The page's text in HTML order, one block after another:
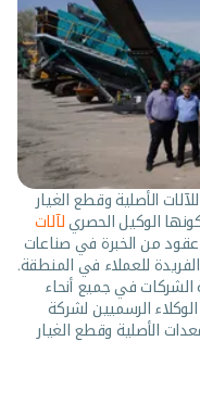
الأصلية وقطع الغيار
الوكيل الحصري لآلات
من الخبرة في صناعات
للعملاء في المنطقة.
الشركات في جميع أنحاء
الوكلاء الرسميين لشركة
الأصلية وقطع الغيار